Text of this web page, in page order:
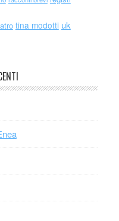
tina modotti uk